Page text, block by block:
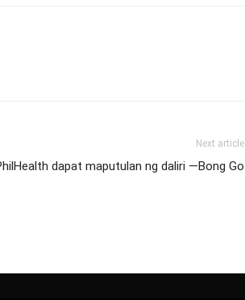
Next article
dapat maputulan ng daliri —Bong Go